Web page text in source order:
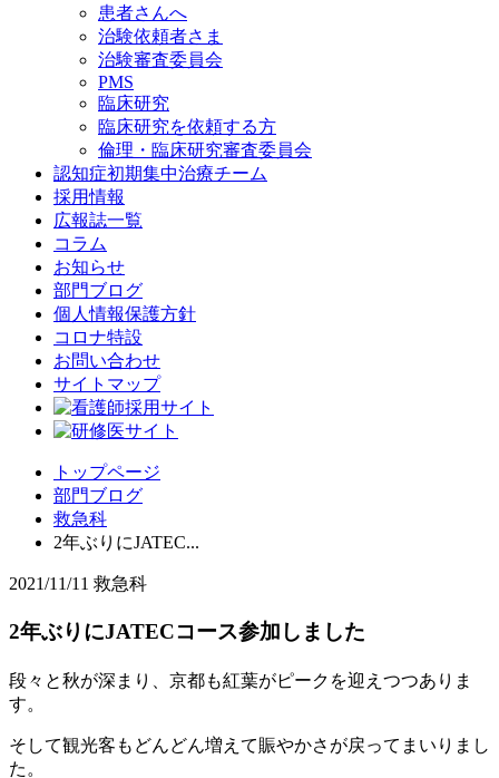
患者さんへ
治験依頼者さま
治験審査委員会
PMS
臨床研究
臨床研究を依頼する方
倫理・臨床研究審査委員会
認知症初期集中治療チーム
採用情報
広報誌一覧
コラム
お知らせ
部門ブログ
個人情報保護方針
コロナ特設
お問い合わせ
サイトマップ
トップページ
部門ブログ
救急科
2年ぶりにJATEC...
2021/11/11 救急科
2年ぶりにJATECコース参加しました
段々と秋が深まり、京都も紅葉がピークを迎えつつありま
す。
そして観光客もどんどん増えて賑やかさが戻ってまいりまし
た。